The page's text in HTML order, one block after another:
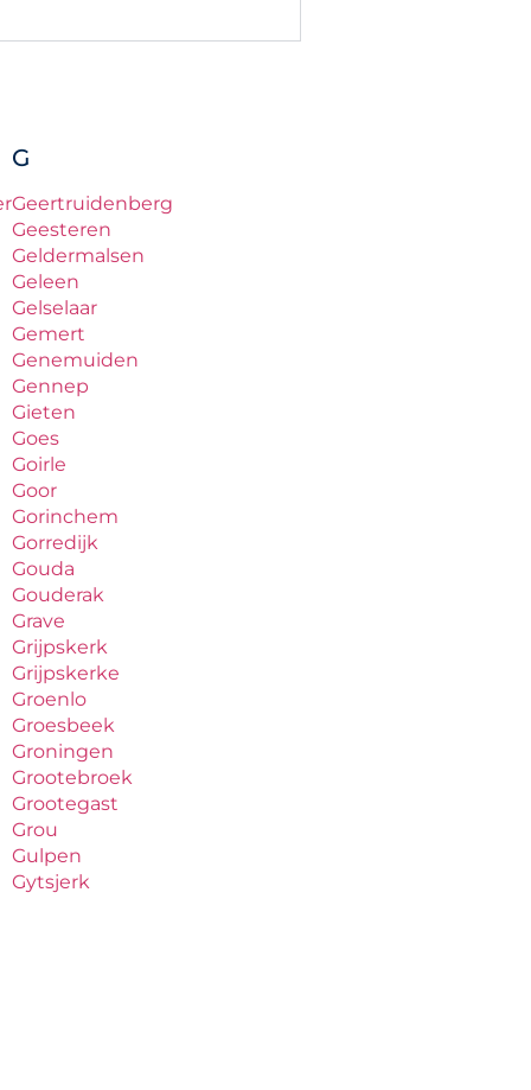
G
Geertruidenberg
Geesteren
Geldermalsen
Geleen
Gelselaar
Gemert
Genemuiden
Gennep
Gieten
Goes
Goirle
Goor
Gorinchem
Gorredijk
Gouda
Gouderak
Grave
Grijpskerk
Grijpskerke
Groenlo
Groesbeek
Groningen
Grootebroek
Grootegast
Grou
Gulpen
Gytsjerk